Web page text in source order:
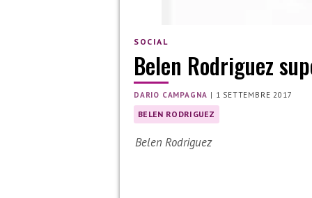
SOCIAL
Belen Rodriguez
DARIO CAMPAGNA | 1 SETTEMBRE 2017
BELEN RODRIGUEZ
Belen Rodriguez